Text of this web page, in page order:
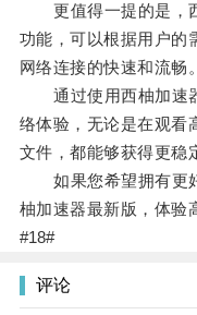
更值得一提的是，西
功能，可以根据用户的
网络连接的快速和流畅。
通过使用西柚加速器
络体验，无论是在观看
文件，都能够获得更稳
如果您希望拥有更好
柚加速器最新版，体验
#18#
评论